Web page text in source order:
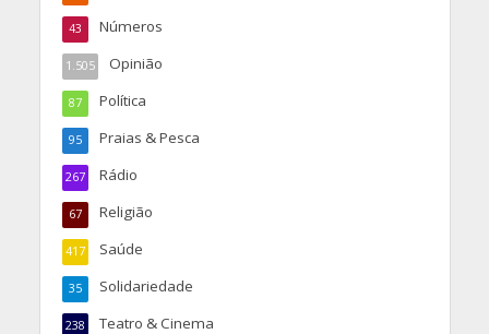
Números
43
Opinião
1.505
Política
87
Praias & Pesca
95
Rádio
267
Religião
67
Saúde
417
Solidariedade
35
Teatro & Cinema
238